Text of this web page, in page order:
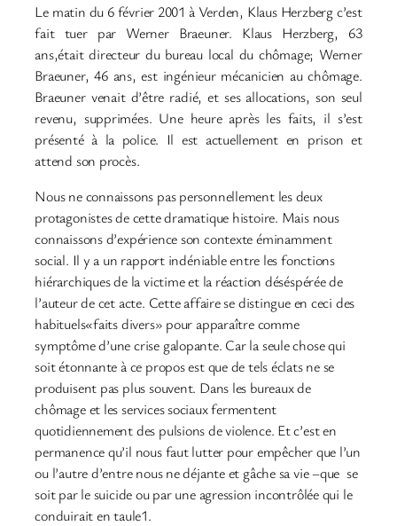
Le matin du 6 février 2001 à Verden, Klaus Herzberg c’est
fait tuer par Werner Braeuner. Klaus Herzberg, 63
ans,était directeur du bureau local du chômage; Werner
Braeuner, 46 ans, est ingénieur mécanicien au chômage.
Braeuner venait d’être radié, et ses allocations, son seul
revenu, supprimées. Une heure après les faits, il s’est
présenté à la police. Il est actuellement en prison et
attend son procès.
Nous ne connaissons pas personnellement les deux
protagonistes de cette dramatique histoire. Mais nous
connaissons d’expérience son contexte éminamment
social. Il y a un rapport indéniable entre les fonctions
hiérarchiques de la victime et la réaction déséspérée de
l’auteur de cet acte. Cette affaire se distingue en ceci des
habituels«faits divers» pour apparaître comme
symptôme d’une crise galopante. Car la seule chose qui
soit étonnante à ce propos est que de tels éclats ne se
produisent pas plus souvent. Dans les bureaux de
chômage et les services sociaux fermentent
quotidiennement des pulsions de violence. Et c’est en
permanence qu’il nous faut lutter pour empêcher que l’un
ou l’autre d’entre nous ne déjante et gâche sa vie –que se
soit par le suicide ou par une agression incontrôlée qui le
conduirait en taule1.